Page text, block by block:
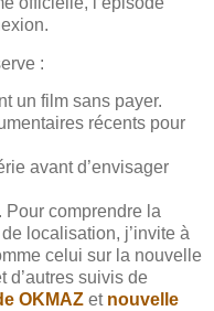
:
un film sans payer.
récents pour
avant d’envisager
Pour comprendre la
localisation, j’invite à
celui sur la nouvelle
d’autres suivis de
OKMAZ et nouvelle